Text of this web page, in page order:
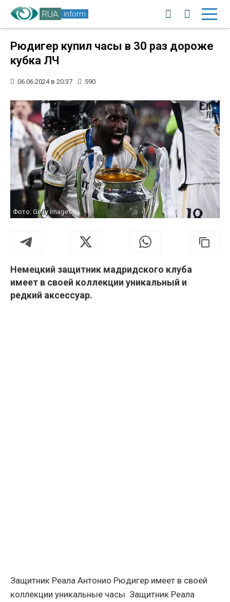
RUA inform
Рюдигер купил часы в 30 раз дороже
кубка ЛЧ
06.06.2024 в 20:37 590
Фото: Getty Images
Немецкий защитник мадридского клуба
имеет в своей коллекции уникальный и
редкий аксессуар.
Защитник Реала Антонио Рюдигер имеет в своей
коллекции уникальные часы. Защитник Реала